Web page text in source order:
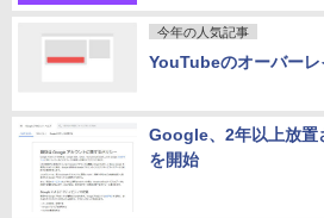
今年の人気記事
YouTubeのオーバー
Google、2年以上放置
を開始